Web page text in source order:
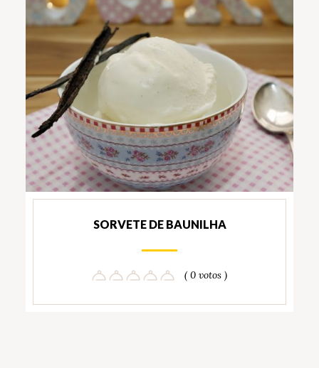
SORVETE DE BAUNILHA
( 0 votos )